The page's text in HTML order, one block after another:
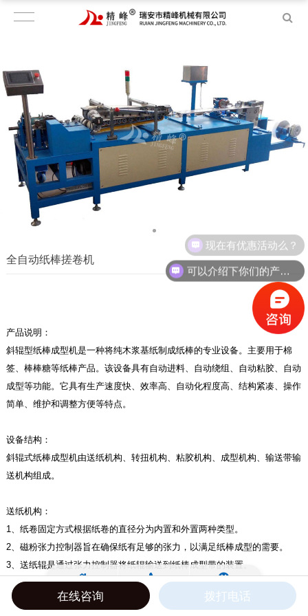
全自动纸棒搓卷机
产品说明：
斜辊型纸棒成型机是一种将纯木浆基纸制成纸棒的专业设备。主要用于棉
签、棒棒糖等纸棒产品。该设备具有自动进料、自动绕组、自动粘胶、自动
成型等功能。它具有生产速度快、效率高、自动化程度高、结构紧凑、操作
简单、维护和调整方便等特点。
设备结构 ：
斜辊式纸棒成型机由送纸机构、转扭机构、粘胶机构、成型机构、输送带输
送机构组成。
送纸机构 ：
1、纸卷固定方式根据纸卷的直径分为内置和外置两种类型。
2、磁粉张力控制器旨在确保纸有足够的张力，以满足纸棒成型的需要。
3、送纸辊是通过张力控制器将纸辊输送到纸棒成型带的装置。
纸棒成型机构：
可以介绍下你们的产品么？
现在有优惠活动么？
在线咨询 拨打电话